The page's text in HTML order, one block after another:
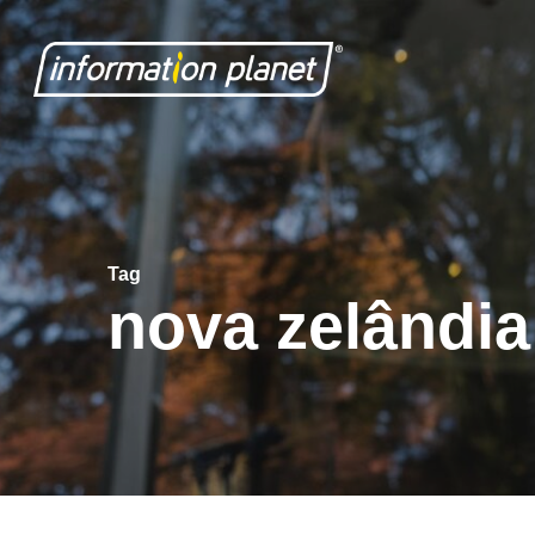
Skip
to
main
content
Tag
nova zelândia